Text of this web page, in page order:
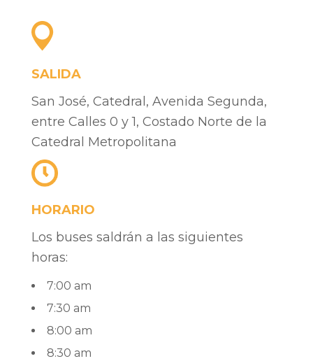
SALIDA
San José, Catedral, Avenida Segunda,
entre Calles 0 y 1, Costado Norte de la
Catedral Metropolitana
HORARIO
Los buses saldrán a las siguientes
horas:
7:00 am
7:30 am
8:00 am
8:30 am